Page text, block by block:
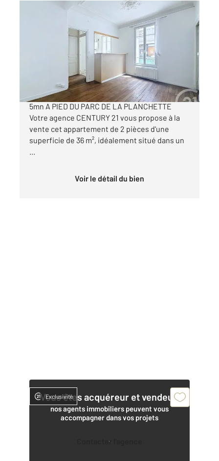
, 2 pièces
Appartement F2 à vendre
288 900 €
LEVALLOIS-PERRET 2 PIÈCES DE 36 m² DPE D -
5mn A PIED DU PARC DE LA PLANCHETTE
Votre agence CENTURY 21 vous propose à la
vente cet appartement de 2 pièces d'une
superficie de 36 m², idéalement situé dans un
...
Voir le détail du bien
Vous êtes acquéreur et vendeur,
nos agents immobiliers peuvent vous
accompagner dans vos projets
Contacter l'agence
Exclusivité